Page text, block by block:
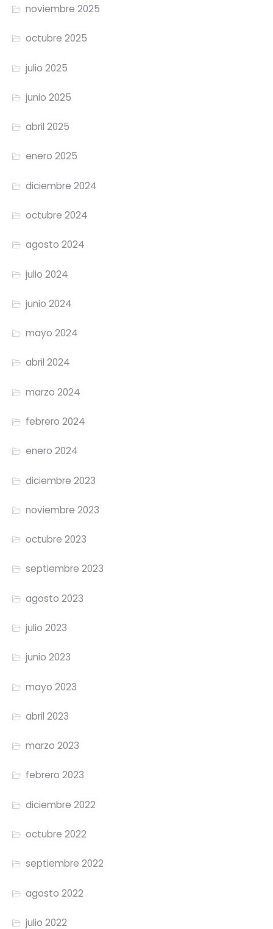
noviembre 2025
octubre 2025
julio 2025
junio 2025
abril 2025
enero 2025
diciembre 2024
octubre 2024
agosto 2024
julio 2024
junio 2024
mayo 2024
abril 2024
marzo 2024
febrero 2024
enero 2024
diciembre 2023
noviembre 2023
octubre 2023
septiembre 2023
agosto 2023
julio 2023
junio 2023
mayo 2023
abril 2023
marzo 2023
febrero 2023
diciembre 2022
octubre 2022
septiembre 2022
agosto 2022
julio 2022